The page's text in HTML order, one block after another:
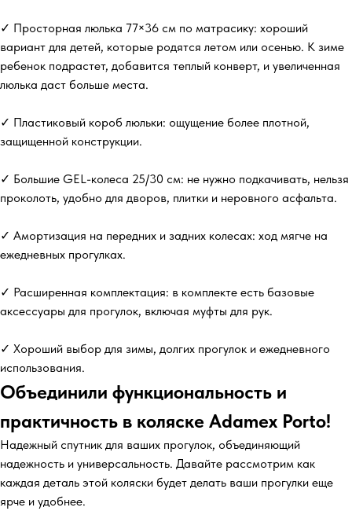
✓ Просторная люлька 77×36 см по матрасику: хороший
вариант для детей, которые родятся летом или осенью. К зиме
ребенок подрастет, добавится теплый конверт, и увеличенная
люлька даст больше места.
✓ Пластиковый короб люльки: ощущение более плотной,
защищенной конструкции.
✓ Большие GEL-колеса 25/30 см: не нужно подкачивать, нельзя
проколоть, удобно для дворов, плитки и неровного асфальта.
✓ Амортизация на передних и задних колесах: ход мягче на
ежедневных прогулках.
✓ Расширенная комплектация: в комплекте есть базовые
аксессуары для прогулок, включая муфты для рук.
✓ Хороший выбор для зимы, долгих прогулок и ежедневного
использования.
Объединили функциональность и
практичность в коляске Adamex Porto!
Надежный спутник для ваших прогулок, объединяющий
надежность и универсальность. Давайте рассмотрим как
каждая деталь этой коляски будет делать ваши прогулки еще
ярче и удобнее.